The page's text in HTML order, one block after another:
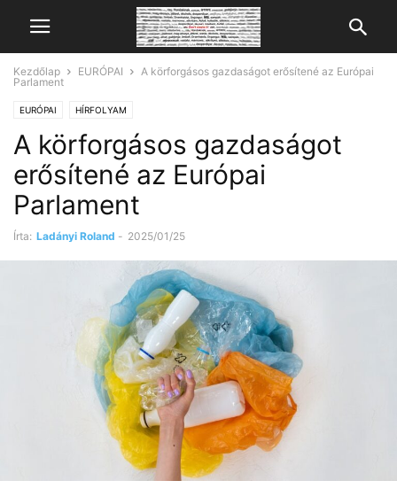
Kezdőlap EURÓPAI
A körforgásos gazdaságot erősítené az Európai
Parlament
EURÓPAI HÍRFOLYAM
A körforgásos gazdaságot
erősítené az Európai
Parlament
Írta: Ladányi Roland - 2025/01/25